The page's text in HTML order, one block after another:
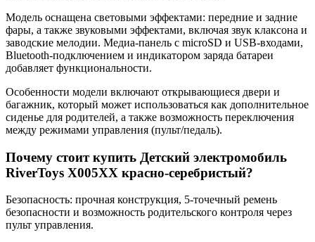
Модель оснащена световыми эффектами: передние и задние
фары, а также звуковыми эффектами, включая звук клаксона и
заводские мелодии. Медиа-панель с microSD и USB-входами,
Bluetooth-подключением и индикатором заряда батареи
добавляет функциональности.
Особенности модели включают открывающиеся двери и
багажник, который может использоваться как дополнительное
сиденье для родителей, а также возможность переключения
между режимами управления (пульт/педаль).
Почему стоит купить Детский электромобиль
RiverToys X005XX красно-серебристый?
Безопасность: прочная конструкция, 5-точечный ремень
безопасности и возможность родительского контроля через
пульт управления.